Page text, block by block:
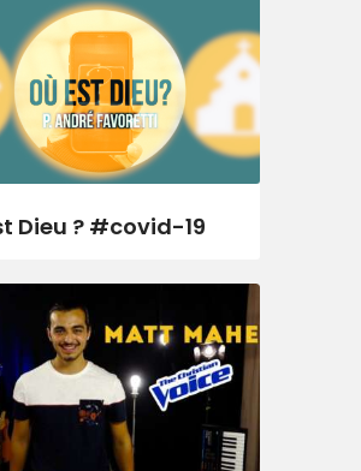
Dieu ? #covid-19